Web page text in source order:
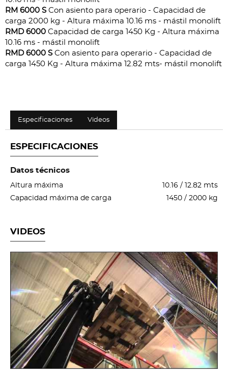
RM 6000 S Con asiento para operario - Capacidad de
carga 2000 kg - Altura máxima 10.16 ms - mástil monolift
RMD 6000 Capacidad de carga 1450 Kg - Altura máxima
10.16 ms - mástil monolift
RMD 6000 S Con asiento para operario - Capacidad de
carga 1450 Kg - Altura máxima 12.82 mts- mástil monolift
Especificaciones Videos
ESPECIFICACIONES
Datos técnicos
Altura máxima
10.16 / 12.82 mts
Capacidad máxima de carga
1450 / 2000 kg
VIDEOS